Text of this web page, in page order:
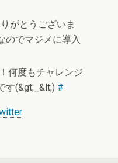
がとうございま
のでマジメに導入
何度もチャレンジ
す(&gt;_&lt;) #